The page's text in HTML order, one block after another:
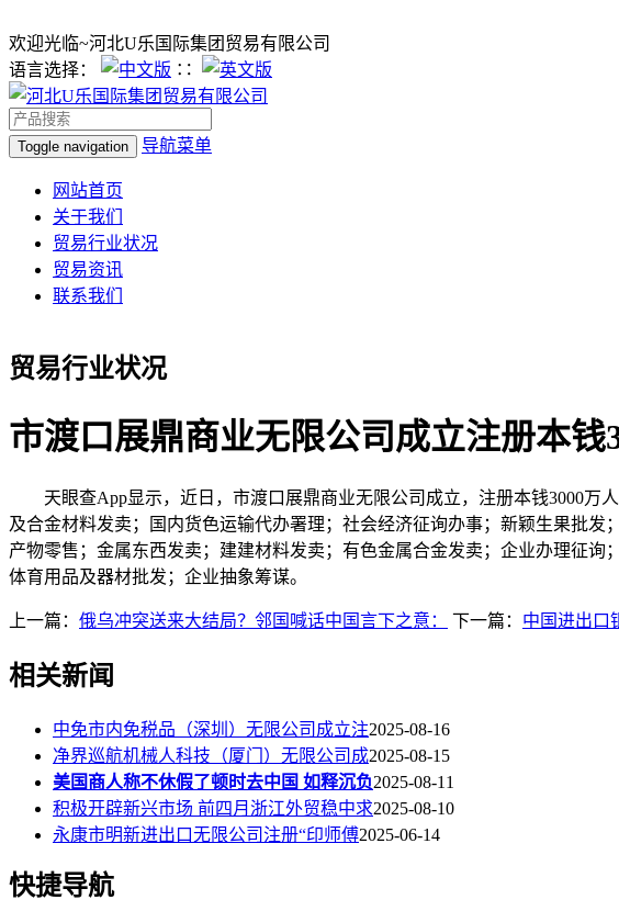
欢迎光临~河北U乐国际集团贸易有限公司
语言选择：
∷
Toggle navigation 导航菜单
网站首页
关于我们
贸易行业状况
贸易资讯
联系我们
贸易行业状况
市渡口展鼎商业无限公司成立注册本钱
天眼查App显示，近日，市渡口展鼎商业无限公司成立，注册本钱3000万
及合金材料发卖；国内货色运输代办署理；社会经济征询办事；新颖生果批
产物零售；金属东西发卖；建建材料发卖；有色金属合金发卖；企业办理征
体育用品及器材批发；企业抽象筹谋。
上一篇： 俄乌冲突送来大结局？邻国喊话中国言下之意： 下一篇： 中国进出口
相关新闻
中免市内免税品（深圳）无限公司成立注2025-08-16
净界巡航机械人科技（厦门）无限公司成2025-08-15
美国商人称不休假了顿时去中国 如释沉负2025-08-11
积极开辟新兴市场 前四月浙江外贸稳中求2025-08-10
永康市明新进出口无限公司注册“印师傅2025-06-14
快捷导航